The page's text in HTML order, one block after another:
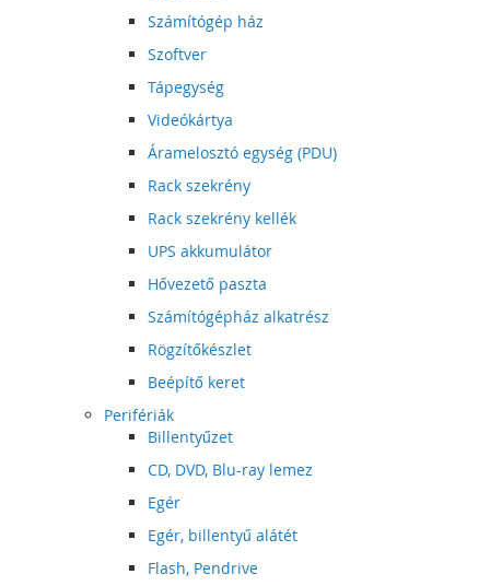
Számítógép ház
Szoftver
Tápegység
Videókártya
Áramelosztó egység (PDU)
Rack szekrény
Rack szekrény kellék
UPS akkumulátor
Hővezető paszta
Számítógépház alkatrész
Rögzítőkészlet
Beépítő keret
Perifériák
Billentyűzet
CD, DVD, Blu-ray lemez
Egér
Egér, billentyű alátét
Flash, Pendrive